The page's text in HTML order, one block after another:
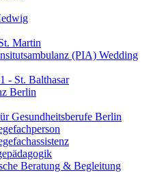
Martin
(PIA) Wedding
- St. Balthasar
Berlin
Gesundheitsberufe Berlin
Beratung & Begleitung